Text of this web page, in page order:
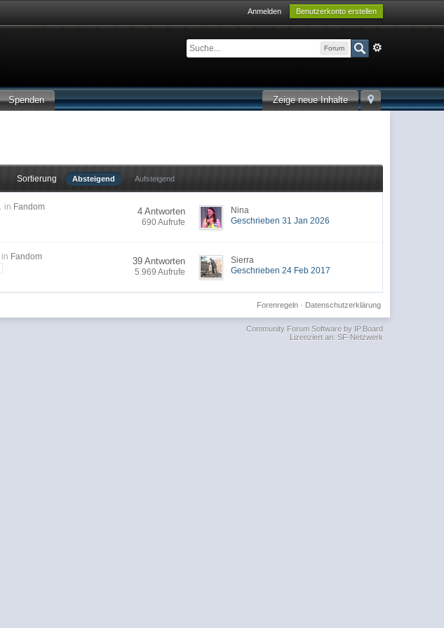
Anmelden Benutzerkonto erstellen
Forum
Zeige neue Inhalte
Spenden
Sortierung Absteigend Aufsteigend
in Fandom
4 Antworten
690 Aufrufe
Nina
Geschrieben 31 Jan 2026
in Fandom
39 Antworten
5.969 Aufrufe
Sierra
Geschrieben 24 Feb 2017
Datenschutzerklärung
Forenregeln·
Community Forum Software by IP.Board
Lizenziert an: SF-Netzwerk